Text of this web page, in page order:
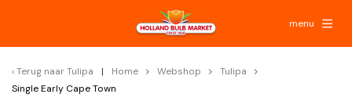
menu
Terug naarTulipa Home Webshop
Tulipa
Single Early Cape Town